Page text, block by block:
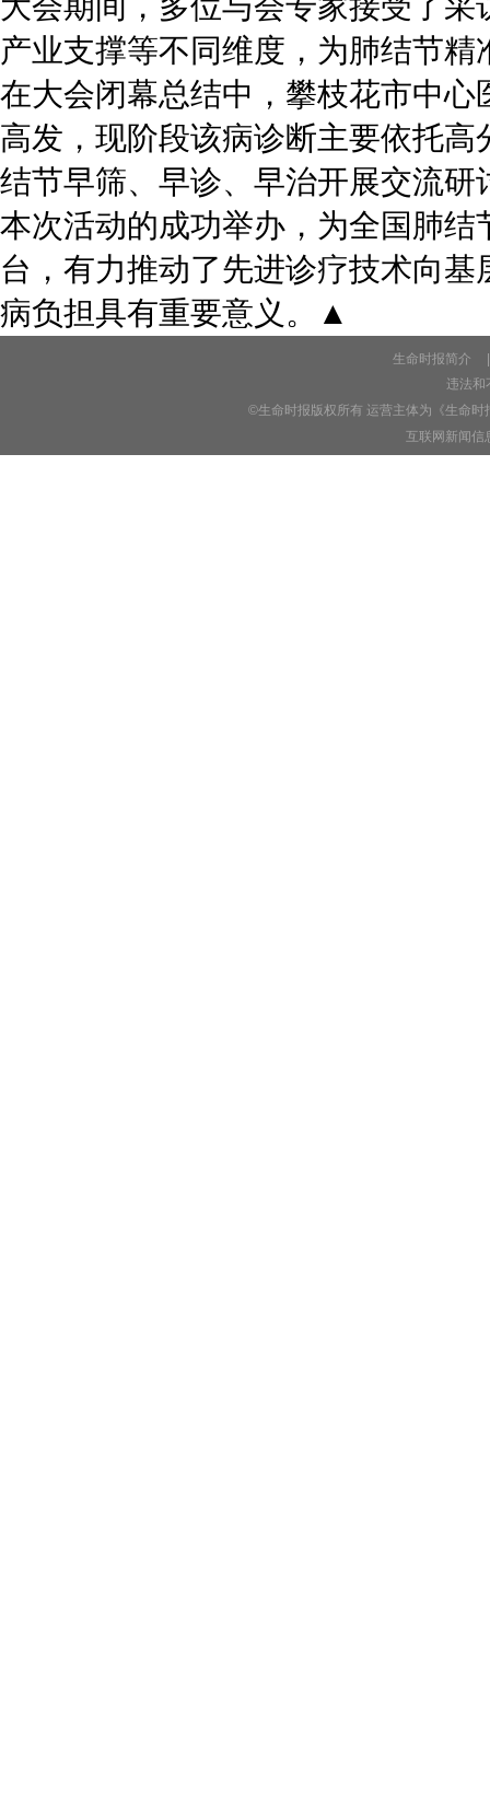
产业支撑等不同维度，为肺结节
在大会闭幕总结中，攀枝花市中
高发，现阶段该病诊断主要依托
结节早筛、早诊、早治开展交流
本次活动的成功举办，为全国肺
台，有力推动了先进诊疗技术向
病负担具有重要意义。▲
生命时报简介
违法和
©生命时报版权所有 运营主体为《生命
互联网新闻信